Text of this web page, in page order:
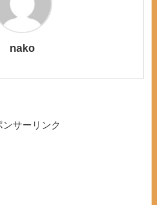
nako
ンサーリンク